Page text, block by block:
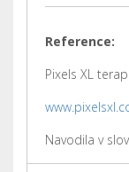
Reference:
Pixels XL
Navodila v